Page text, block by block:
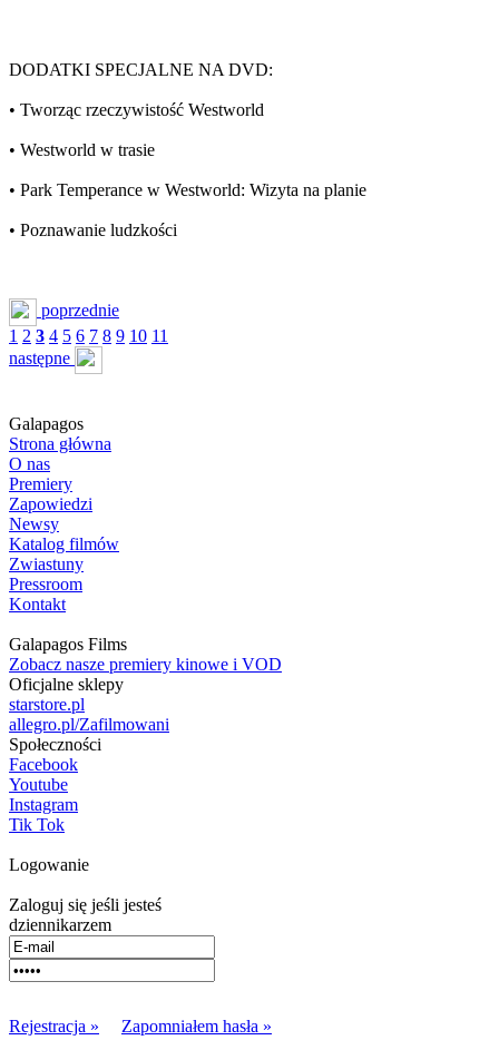
DODATKI SPECJALNE NA DVD:
• Tworząc rzeczywistość Westworld
• Westworld w trasie
• Park Temperance w Westworld: Wizyta na planie
• Poznawanie ludzkości
poprzednie
1 2 3 4 5 6 7 8 9 10 11
następne
Galapagos
Strona główna
O nas
Premiery
Zapowiedzi
Newsy
Katalog filmów
Zwiastuny
Pressroom
Kontakt
Galapagos Films
Zobacz nasze premiery kinowe i VOD
Oficjalne sklepy
starstore.pl
allegro.pl/Zafilmowani
Społeczności
Facebook
Youtube
Instagram
Tik Tok
Logowanie
Zaloguj się jeśli jesteś
dziennikarzem
Rejestracja » Zapomniałem hasła »